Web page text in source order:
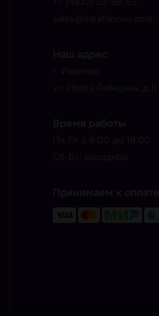
Наш адрес
Время работы
Принимаем к оплате